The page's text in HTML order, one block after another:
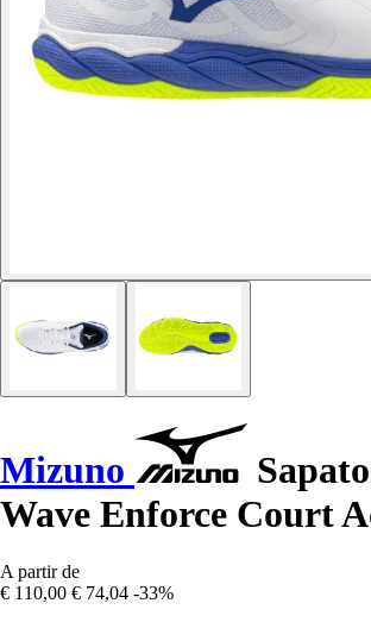
Mizuno
Wave Enforce Court
A partir de
€ 110,00 € 74,04 -33%